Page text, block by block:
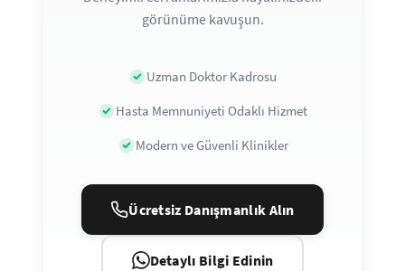
görünüme kavuşun.
Uzman Doktor Kadrosu
Hasta Memnuniyeti Odaklı Hizmet
Modern ve Güvenli Klinikler
Ücretsiz Danışmanlık Alın
Detaylı Bilgi Edinin